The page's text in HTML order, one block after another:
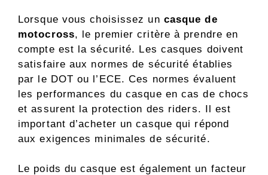
Lorsque vous choisissez un casque de
motocross, le premier critère à prendre en
compte est la sécurité. Les casques doivent
satisfaire aux normes de sécurité établies
par le DOT ou l’ECE. Ces normes évaluent
les performances du casque en cas de chocs
et assurent la protection des riders. Il est
important d’acheter un casque qui répond
aux exigences minimales de sécurité.
Le poids du casque est également un facteur